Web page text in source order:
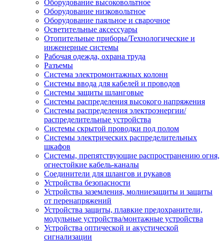
Оборудование высоковольтное
Оборудование низковольтное
Оборудование паяльное и сварочное
Осветительные аксессуары
Отопительные приборы/Технологические и
инженерные системы
Рабочая одежда, охрана труда
Разъемы
Система электромонтажных колонн
Системы ввода для кабелей и проводов
Системы защиты шланговые
Системы распределения высокого напряжения
Системы распределения электроэнергии/
распределительные устройства
Системы скрытой проводки под полом
Системы электрических распределительных
шкафов
Системы, препятствующие распространению огня,
огнестойкие кабель-каналы
Соединители для шлангов и рукавов
Устройства безопасности
Устройства заземления, молниезащиты и защиты
от перенапряжений
Устройства защиты, плавкие предохранители,
модульные устройства/монтажные устройства
Устройства оптической и акустической
сигнализации